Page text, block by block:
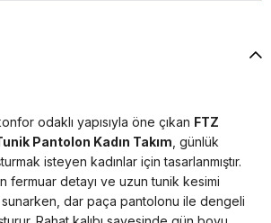
odaklı yapısıyla öne çıkan FTZ
Pantolon Kadın Takım , günlük
isteyen kadınlar için tasarlanmıştır.
fermuar detayı ve uzun tunik kesimi
dar paça pantolonu ile dengeli